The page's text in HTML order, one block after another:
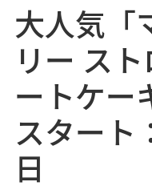
大人気「
リー ス
ートケー
スタート
日